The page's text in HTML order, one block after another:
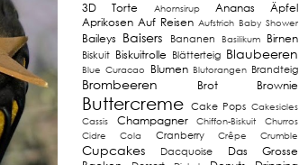
3D Torte Ahornsirup Ananas
Äpfel
Aprikosen Auf Reisen Aufstrich Baby Shower
Baileys Baisers Bananen Basilikum Birnen
Biskuit Biskuitrolle Blätterteig Blaubeeren
Blue Curacao Blumen Blutorangen Brandteig
Brombeeren Brot Brownie
Buttercreme Cake Pops Cakesicles
Cassis
Champagner Chiffon-Biskuit
Churros
Cidre
Cola Cranberry Crêpe Crumble
Cupcakes Dacquoise
Das Grosse